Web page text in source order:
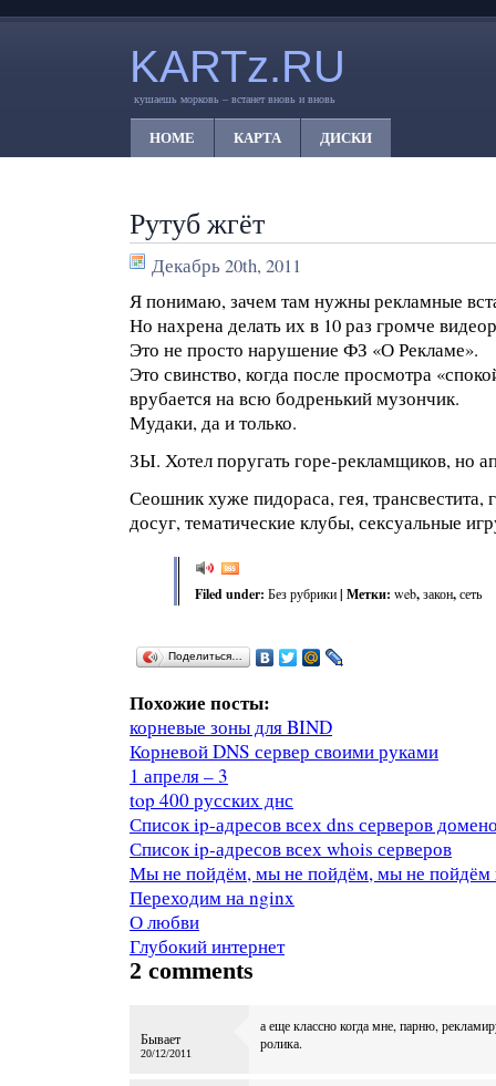
KARTz.RU
кушаешь морковь – встанет вновь и вновь
HOME КАРТА ДИСКИ
Рутуб жгёт
Декабрь 20th, 2011
Я понимаю, зачем там нужны рекламные
Но нахрена делать их в 10 раз громче
Это не просто нарушение ФЗ «О Рекламе».
Это свинство, когда после просмотра
врубается на всю бодренький музончик.
Мудаки, да и только.
ЗЫ. Хотел поругать горе-рекламщиков, но
Сеошник хуже пидораса, гея, трансвестита,
досуг, тематические клубы, сексуальные
Filed under: Без рубрики| Метки: web,закон,сеть
Поделиться…
Похожие посты:
корневые зоны для BIND
Корневой DNS сервер своими руками
1 апреля – 3
top 400 русских днс
Список ip-адресов всех dns серверов
Список ip-адресов всех whois серверов
Мы не пойдём, мы не пойдём, мы не пойдём
Переходим на nginx
О любви
Глубокий интернет
2 comments
Бывает
20/12/2011
а еще классно когда мне, парню,
ролика.